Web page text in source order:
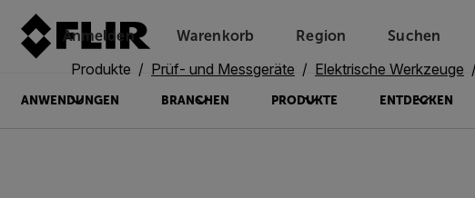
Anmelden Unread messages
Warenkorb
Modell
Entfernen
Elemente
Element
In den Warenkorb
Im Warenkorb
Region Suchen
ANWENDUNGEN BRANCHEN PRODUKTE ENTDECKEN
Produkte Prüf- und Messgeräte Elektrische Werkzeuge